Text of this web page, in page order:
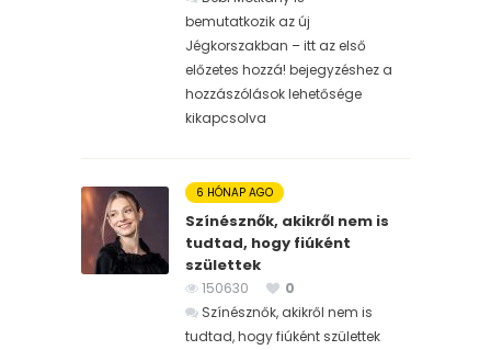
bemutatkozik az új
Jégkorszakban – itt az első
előzetes hozzá! bejegyzéshez a
hozzászólások lehetősége
kikapcsolva
6 HÓNAP AGO
Színésznők, akikről nem is
tudtad, hogy fiúként
születtek
150630
0
Színésznők, akikről nem is
tudtad, hogy fiúként születtek